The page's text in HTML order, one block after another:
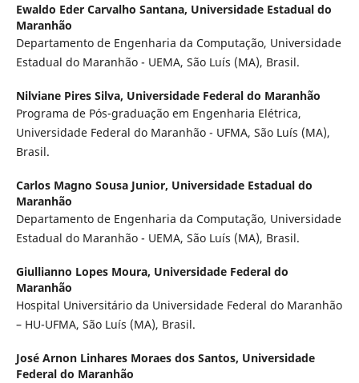
Ewaldo Eder Carvalho Santana, Universidade Estadual do
Maranhão
Departamento de Engenharia da Computação, Universidade
Estadual do Maranhão - UEMA, São Luís (MA), Brasil.
Nilviane Pires Silva, Universidade Federal do Maranhão
Programa de Pós-graduação em Engenharia Elétrica,
Universidade Federal do Maranhão - UFMA, São Luís (MA),
Brasil.
Carlos Magno Sousa Junior, Universidade Estadual do
Maranhão
Departamento de Engenharia da Computação, Universidade
Estadual do Maranhão - UEMA, São Luís (MA), Brasil.
Giullianno Lopes Moura, Universidade Federal do
Maranhão
Hospital Universitário da Universidade Federal do Maranhão
– HU-UFMA, São Luís (MA), Brasil.
José Arnon Linhares Moraes dos Santos, Universidade
Federal do Maranhão